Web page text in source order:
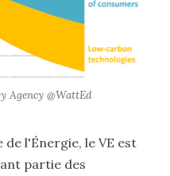
Agency @WattEd
l'Énergie, le VE est
partie des